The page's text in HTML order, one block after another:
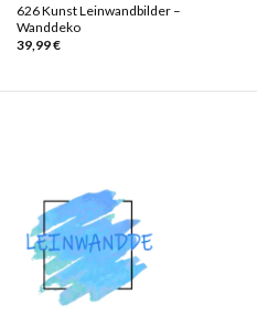
626 Kunst Leinwandbilder –
Wanddeko
39,99€